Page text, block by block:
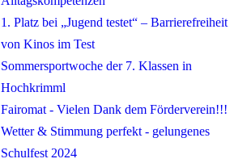
1. Platz bei „Jugend testet“ – Barrierefreiheit
von Kinos im Test
Sommersportwoche der 7. Klassen in
Hochkrimml
Fairomat - Vielen Dank dem Förderverein!!!
Wetter & Stimmung perfekt - gelungenes
Schulfest 2024